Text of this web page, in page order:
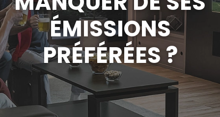
ÉMISSIONS
PRÉFÉRÉES ?